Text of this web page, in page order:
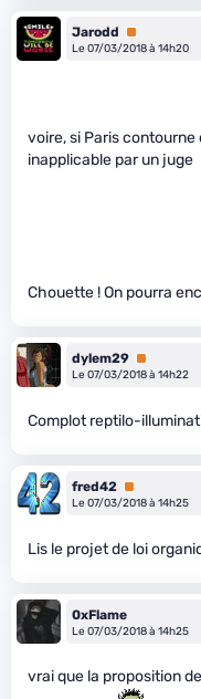
Jarodd
Premium
Le 07/03/2018 à 14h20
voire, si Paris contourne
inapplicable par un juge
Chouette ! On pourra
dylem29 Premium
Le 07/03/2018 à 14h22
Complot reptilo-
fred42 Premium
Le 07/03/2018 à 14h25
Lis le projet de loi
0xFlame
Le 07/03/2018 à 14h25
vrai que la proposition